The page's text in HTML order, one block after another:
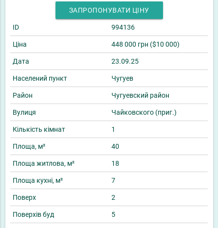
ЗАПРОПОНУВАТИ ЦІНУ
ID 994136
Ціна 448 000 грн ($10 000)
Дата 23.09.25
Населений пункт Чугуев
Район Чугуевский район
Вулиця Чайковского (приг.)
Кількість кімнат 1
Площа, м² 40
Площа житлова, м² 18
Площа кухні, м² 7
Поверх 2
Поверхів буд 5